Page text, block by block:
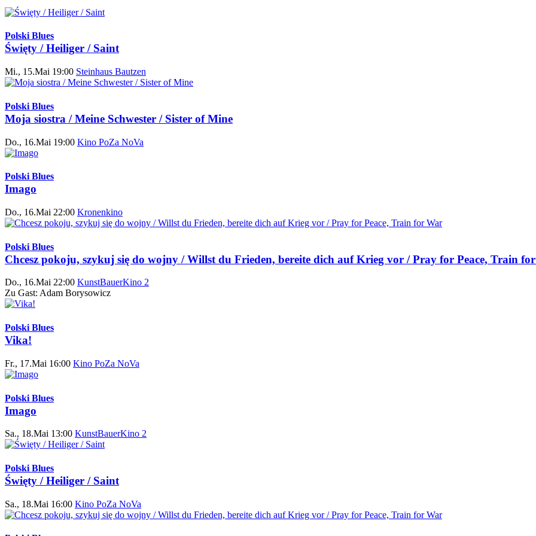
Polski Blues
Święty / Heiliger / Saint
Mi., 15.Mai 19:00 Steinhaus Bautzen
Polski Blues
Moja siostra / Meine Schwester / Sister of Mine
Do., 16.Mai 19:00 Kino PoZa NoVa
Polski Blues
Imago
Do., 16.Mai 22:00 Kronenkino
Polski Blues
Chcesz pokoju, szykuj się do wojny / Willst du Frieden, bereite dich auf Krieg vor / Pray for Peace, Train
Do., 16.Mai 22:00 KunstBauerKino 2
Zu Gast: Adam Borysowicz
Polski Blues
Vika!
Fr., 17.Mai 16:00 Kino PoZa NoVa
Polski Blues
Imago
Sa., 18.Mai 13:00 KunstBauerKino 2
Polski Blues
Święty / Heiliger / Saint
Sa., 18.Mai 16:00 Kino PoZa NoVa